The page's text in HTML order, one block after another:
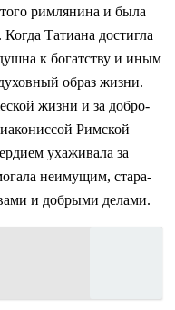
рим­ля­ни­на и бы­ла
Та­ти­а­на до­стиг­ла
к бо­гат­ству и иным
об­раз жиз­ни.
жиз­ни и за доб­ро­
Рим­ской
уха­жи­ва­ла за
неиму­щим, ста­ра­
и доб­ры­ми де­ла­ми.